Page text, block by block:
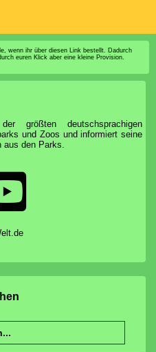
wenn ihr über diesen Link bestellt. Dadurch
euren Klick aber eine kleine Provision.
größten deutschsprachigen
und Zoos und informiert seine
aus den Parks.